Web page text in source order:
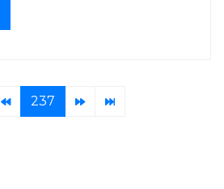
237